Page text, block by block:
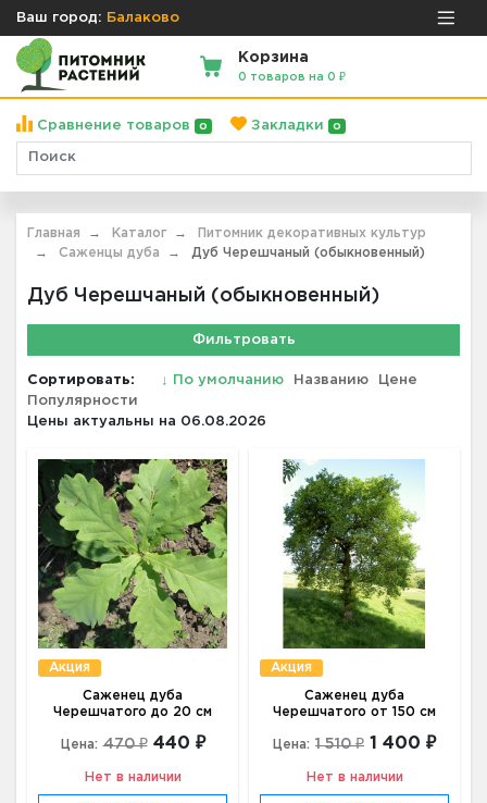
Ваш город: Балаково
Корзина
0 товаров на 0 ₽
Сравнение товаров 0 Закладки 0
Главная Каталог
Питомник декоративных культур
Саженцы дуба
Дуб Черешчаный (обыкновенный)
Дуб Черешчаный (обыкновенный)
Фильтровать
Сортировать: ↓ По умолчанию Названию
Цене
Популярности
Цены актуальны на 06.08.2026
Акция
Саженец дуба
Черешчатого до 20 см
Цена: 470 ₽ 440 ₽
Нет в наличии
Акция
Саженец дуба
Черешчатого от 150 см
Цена: 1 510 ₽ 1 400 ₽
Нет в наличии